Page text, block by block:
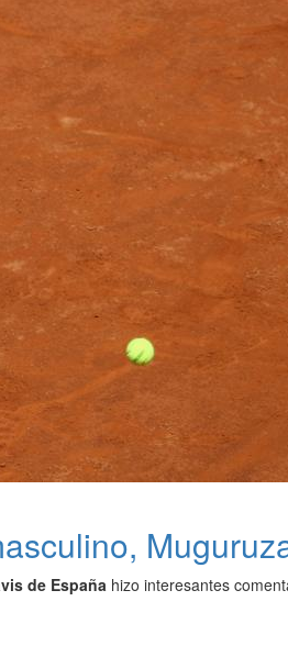
de España hizo interesantes